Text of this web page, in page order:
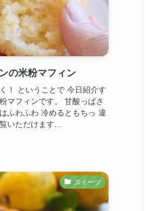
の米粉マフィン
！ ということで 今日紹介す
マフィンです。 甘酸っぱさ
ふわふわ 冷めるともちっ 違
いただけます...
スイーツ